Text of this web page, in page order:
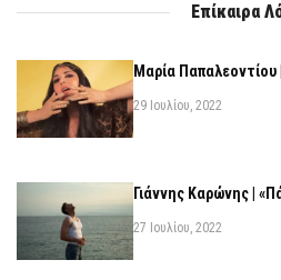
Επίκαιρα
Μαρία
29 Ιουλίου, 2022
Γιάννης Καρώνης |
27 Ιουλίου, 2022